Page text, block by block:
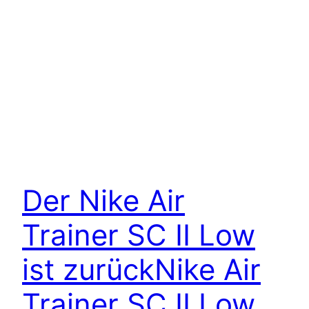
Der Nike Air
Trainer SC II Low
ist zurückNike Air